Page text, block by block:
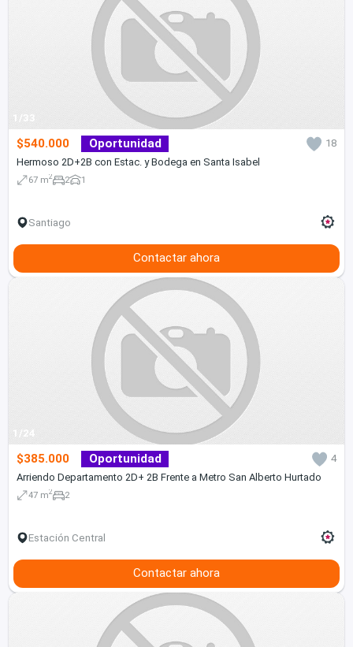
1/33
$540.000 Oportunidad
18
Hermoso 2D+2B con Estac. y Bodega en Santa Isabel
67 m2 2 1
Santiago
Contactar ahora
1/24
$385.000 Oportunidad
4
Arriendo Departamento 2D+ 2B Frente a Metro San Alberto Hurtado
47 m2 2
Estación Central
Contactar ahora